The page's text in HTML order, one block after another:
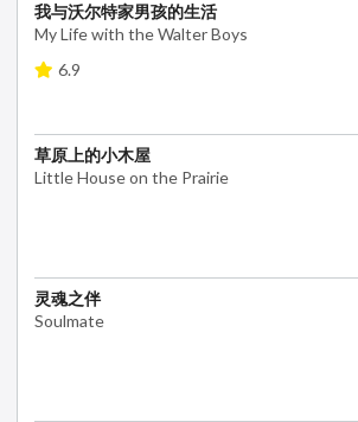
我与沃尔特家男孩的生活
My Life with the Walter Boys
6.9
草原上的小木屋
Little House on the Prairie
灵魂之伴
Soulmate